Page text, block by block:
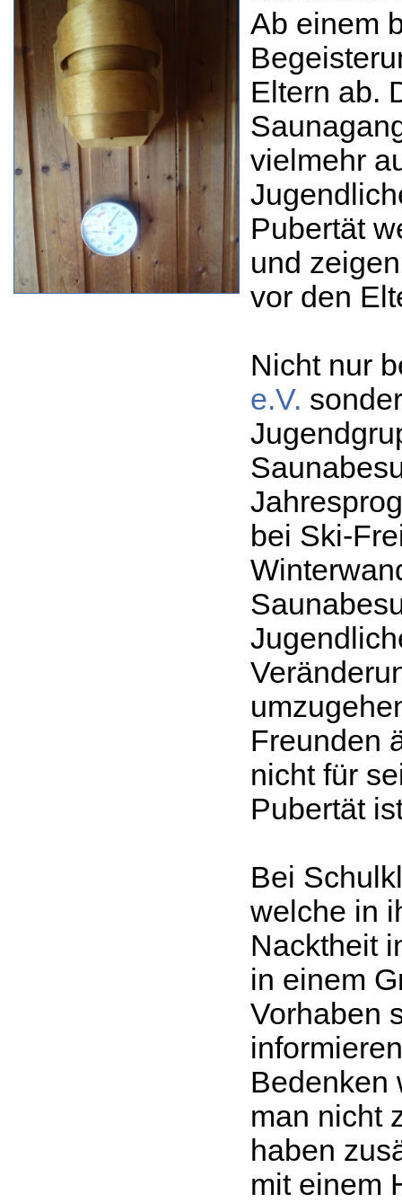
Ab einem
Eltern ab.
vielmehr
Pubertät
und
vor den
Nicht nur
e.V.
bei Ski-
Freunden
nicht für
Pubertät
Bei
welche in
Nacktheit
in einem
Vorhaben
Bedenken
man nicht
haben
mit einem